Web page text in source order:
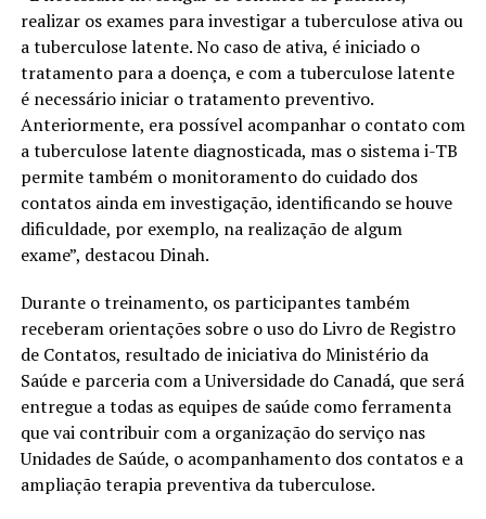
realizar os exames para investigar a tuberculose ativa ou
a tuberculose latente. No caso de ativa, é iniciado o
tratamento para a doença, e com a tuberculose latente
é necessário iniciar o tratamento preventivo.
Anteriormente, era possível acompanhar o contato com
a tuberculose latente diagnosticada, mas o sistema i-TB
permite também o monitoramento do cuidado dos
contatos ainda em investigação, identificando se houve
dificuldade, por exemplo, na realização de algum
exame”, destacou Dinah.
Durante o treinamento, os participantes também
receberam orientações sobre o uso do Livro de Registro
de Contatos, resultado de iniciativa do Ministério da
Saúde e parceria com a Universidade do Canadá, que será
entregue a todas as equipes de saúde como ferramenta
que vai contribuir com a organização do serviço nas
Unidades de Saúde, o acompanhamento dos contatos e a
ampliação terapia preventiva da tuberculose.